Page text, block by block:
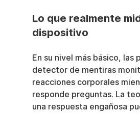
Lo que realmente
dispositivo
En su nivel más básico, las
detector de mentiras
reacciones corporales
responde preguntas. La
una respuesta engañosa